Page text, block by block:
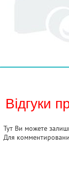
Відгуки
Тут Ви можете
Для